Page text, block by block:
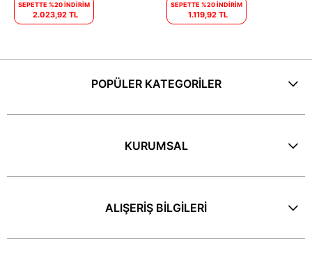
SEPETTE %20 İNDİRİM
2.023,92 TL
SEPETTE %20 İNDİRİM
1.119,92 TL
POPÜLER KATEGORİLER
KURUMSAL
ALIŞERİŞ BİLGİLERİ